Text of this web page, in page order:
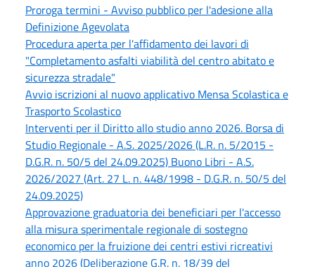
Proroga termini - Avviso pubblico per l'adesione alla
Definizione Agevolata
Procedura aperta per l'affidamento dei lavori di
"Completamento asfalti viabilità del centro abitato e
sicurezza stradale"
Avvio iscrizioni al nuovo applicativo Mensa Scolastica e
Trasporto Scolastico
Interventi per il Diritto allo studio anno 2026. Borsa di
Studio Regionale - A.S. 2025/2026 (L.R. n. 5/2015 -
D.G.R. n. 50/5 del 24.09.2025) Buono Libri - A.S.
2026/2027 (Art. 27 L. n. 448/1998 - D.G.R. n. 50/5 del
24.09.2025)
Approvazione graduatoria dei beneficiari per l'accesso
alla misura sperimentale regionale di sostegno
economico per la fruizione dei centri estivi ricreativi
anno 2026 (Deliberazione G.R. n. 18/39 del